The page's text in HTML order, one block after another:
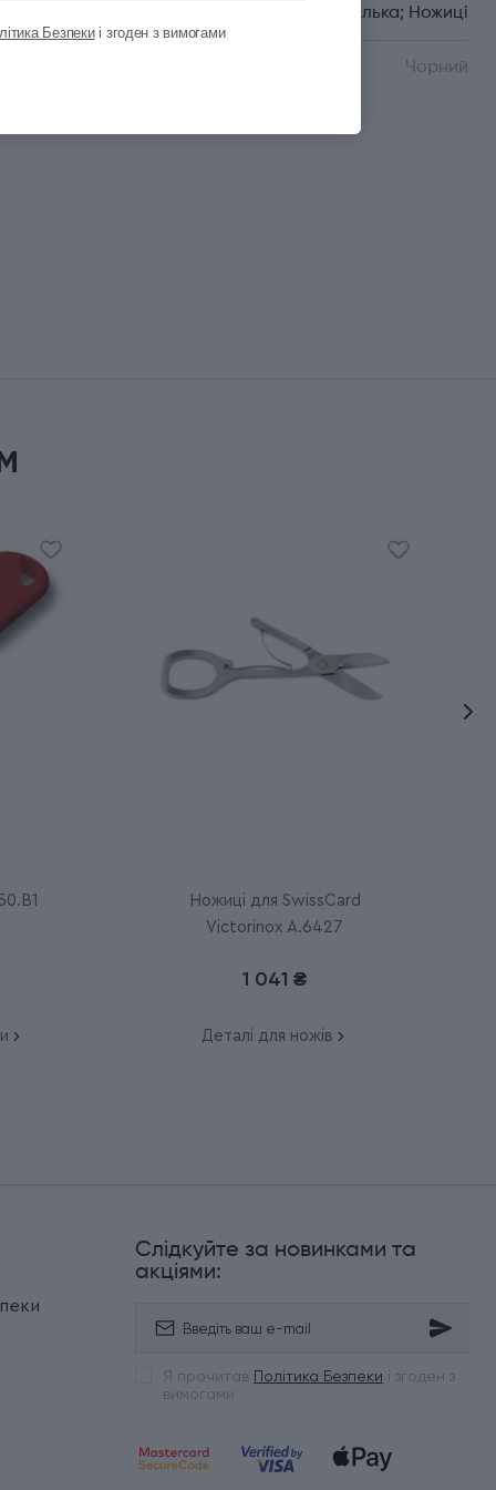
Шпилька; Ножиці
Чорний
Ножиці для SwissCard
Victorinox A.6427
1 041 ₴
Деталі для ножів
Слідкуйте за новинками та
акціями:
Я прочитав Політика Безпеки і згоден з
вимогами
Безпекиі згоден з вимогами